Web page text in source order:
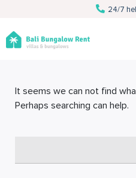
24/7
It seems we can not find
Perhaps searching can help.